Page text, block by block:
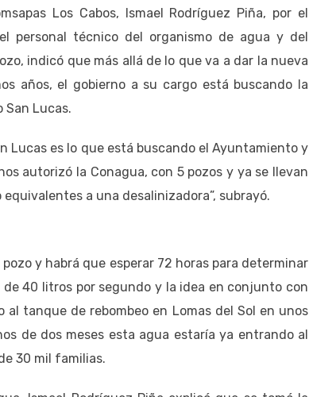
Los Cabos, Ismael Rodríguez Piña, por el
personal técnico del organismo de agua y del
indicó que más allá de lo que va a dar la nueva
años, el gobierno a su cargo está buscando la
San Lucas.
Lucas es lo que está buscando el Ayuntamiento y
autorizó la Conagua, con 5 pozos y ya se llevan
a una desalinizadora”, subrayó.
y habrá que esperar 72 horas para determinar
40 litros por segundo y la idea en conjunto con
tanque de rebombeo en Lomas del Sol en unos
de dos meses esta agua estaría ya entrando al
30 mil familias.